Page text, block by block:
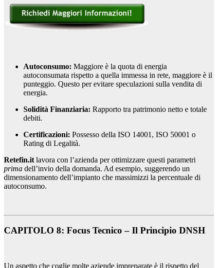
Autoconsumo: Maggiore è la quota di energia
autoconsumata rispetto a quella immessa in rete, maggiore è il
punteggio. Questo per evitare speculazioni sulla vendita di
energia.
Solidità Finanziaria: Rapporto tra patrimonio netto e totale
debiti.
Certificazioni: Possesso della ISO 14001, ISO 50001 o
Rating di Legalità.
Retefin.it lavora con l’azienda per ottimizzare questi parametri
prima dell’invio della domanda. Ad esempio, suggerendo un
dimensionamento dell’impianto che massimizzi la percentuale di
autoconsumo.
CAPITOLO 8: Focus Tecnico – Il Principio DNSH
Un aspetto che coglie molte aziende impreparate è il rispetto del